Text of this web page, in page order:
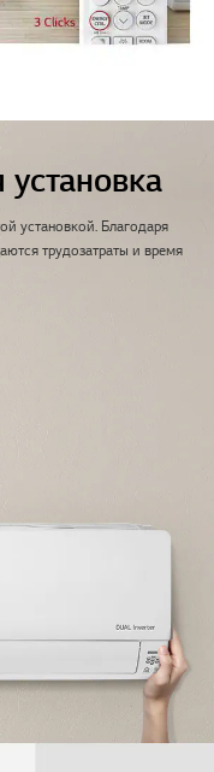
установкой. Благодаря
трудозатраты и время